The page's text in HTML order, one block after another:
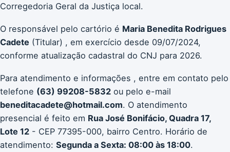
Corregedoria Geral da Justiça local.
O responsável pelo cartório é Maria Benedita Rodrigues
Cadete (Titular) , em exercício desde 09/07/2024,
conforme atualização cadastral do CNJ para 2026.
Para atendimento e informações , entre em contato pelo
telefone (63) 99208-5832 ou pelo e-mail
beneditacadete@hotmail.com. O atendimento
presencial é feito em Rua José Bonifácio, Quadra 17,
Lote 12 - CEP 77395-000, bairro Centro. Horário de
atendimento: Segunda a Sexta: 08:00 às 18:00.